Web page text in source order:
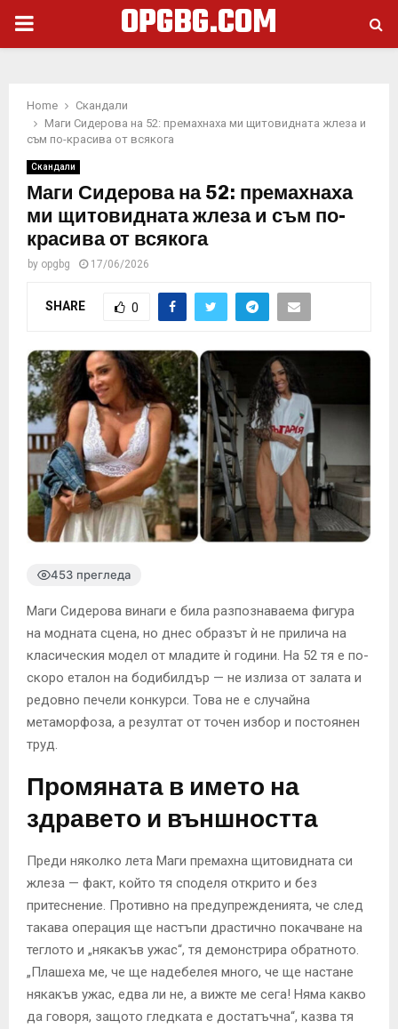
PRIMARY
OPGBG.COM
Home
Скандали
Маги Сидерова на 52: премахнаха ми щитовидната жлеза и
съм по-красива от всякога
Скандали
Маги Сидерова на 52: премахнаха
ми щитовидната жлеза и съм по-
красива от всякога
by opgbg 17/06/2026
SHARE 0
453 прегледа
Маги Сидерова винаги е била разпознаваема фигура
на модната сцена, но днес образът ѝ не прилича на
класическия модел от младите ѝ години. На 52 тя е по-
скоро еталон на бодибилдър — не излиза от залата и
редовно печели конкурси. Това не е случайна
метаморфоза, а резултат от точен избор и постоянен
труд.
Промяната в името на
здравето и външността
Преди няколко лета Маги премахна щитовидната си
жлеза — факт, който тя споделя открито и без
притеснение. Противно на предупрежденията, че след
такава операция ще настъпи драстично покачване на
теглото и „някакъв ужас“, тя демонстрира обратното.
„Плашеха ме, че ще надебелея много, че ще настане
някакъв ужас, едва ли не, а вижте ме сега! Няма какво
да говоря, защото гледката е достатъчна“, казва тя